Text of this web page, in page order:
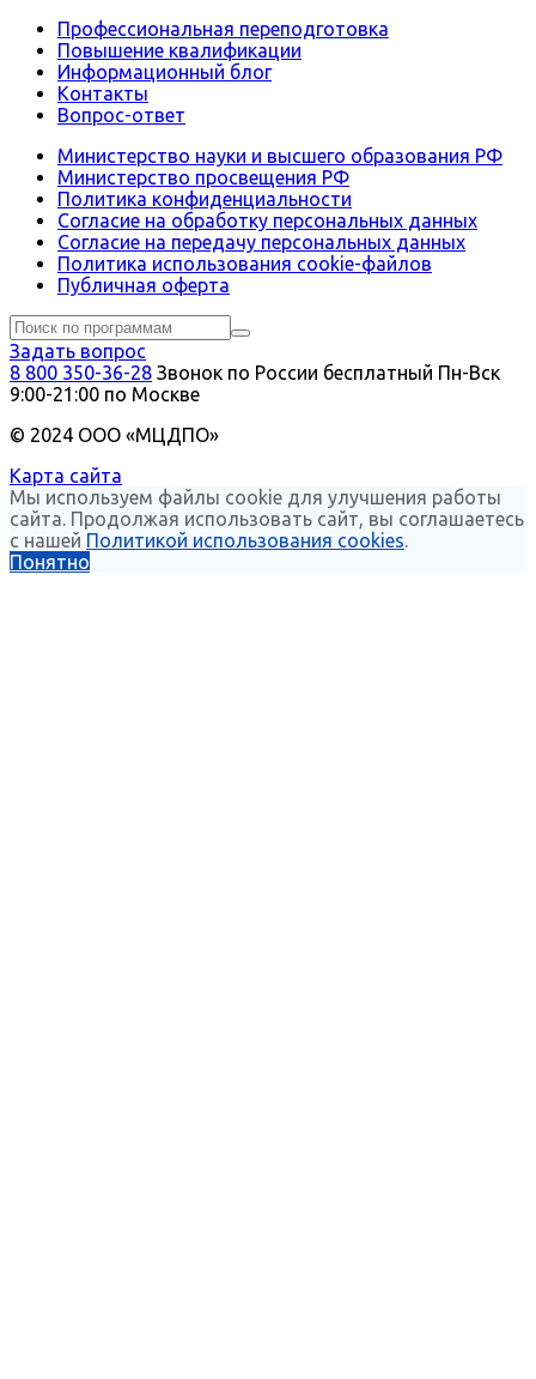
Профессиональная переподготовка
Повышение квалификации
Информационный блог
Контакты
Вопрос-ответ
Министерство науки и высшего образования РФ
Министерство просвещения РФ
Политика конфиденциальности
Согласие на обработку персональных данных
Согласие на передачу персональных данных
Политика использования сookie-файлов
Публичная оферта
Задать вопрос
8 800 350-36-28 Звонок по России бесплатный Пн-Вск
9:00-21:00 по Москве
© 2024 ООО «МЦДПО»
Карта сайта
Мы используем файлы cookie для улучшения работы
сайта. Продолжая использовать сайт, вы соглашаетесь
с нашей Политикой использования cookies.
Понятно